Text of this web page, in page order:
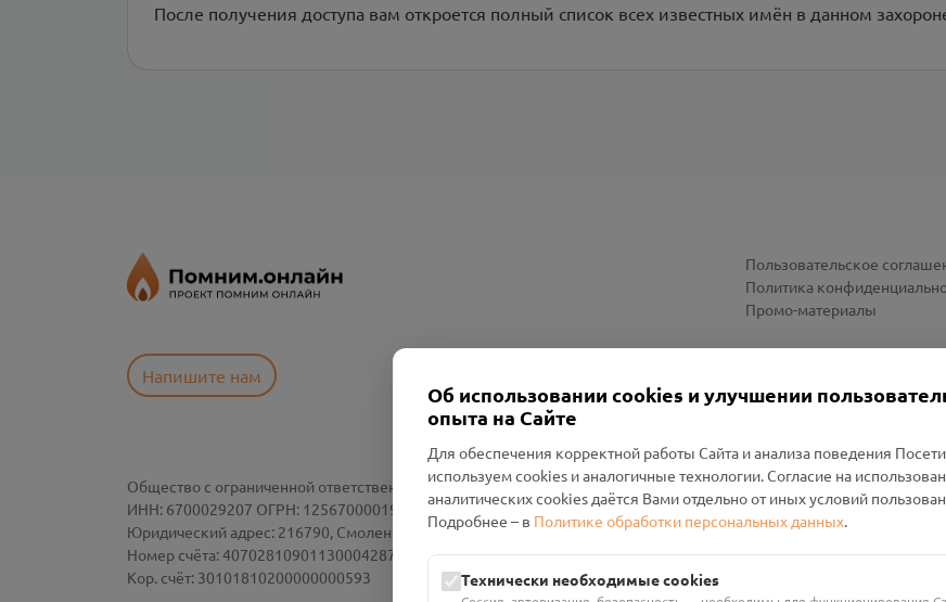
После получения доступа вам откроется полный список всех известных имён в данном
Напишите нам
Пользовательское
Политика
Промо-материалы
Общество с ограниченной ответственностью «Смоленский Проект Помним»
ИНН: 6700029207 ОГРН: 1256700001986
Юридический адрес: 216790, Смоленская область, р-н Руднянский, г. Рудня, улица Западная, д. 26А, пом. 18
Номер счёта: 40702810901130004287 в АО "АЛЬФА-БАНК"
Кор. счёт: 30101810200000000593
Об использовании cookies и улучшении
опыта на Сайте
Для обеспечения корректной работы Сайта и анализа поведения
используем cookies и аналогичные технологии. Согласие на
аналитических cookies даётся Вами отдельно от иных условий
Подробнее – в Политике обработки персональных данных.
Технически необходимые cookies